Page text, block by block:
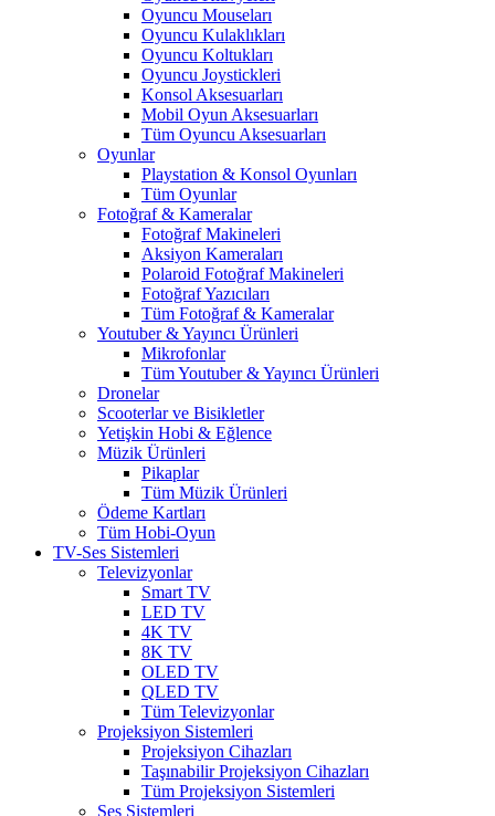
Oyuncu Mouseları
Oyuncu Kulaklıkları
Oyuncu Koltukları
Oyuncu Joystickleri
Konsol Aksesuarları
Mobil Oyun Aksesuarları
Tüm Oyuncu Aksesuarları
Oyunlar
Playstation & Konsol Oyunları
Tüm Oyunlar
Fotoğraf & Kameralar
Fotoğraf Makineleri
Aksiyon Kameraları
Polaroid Fotoğraf Makineleri
Fotoğraf Yazıcıları
Tüm Fotoğraf & Kameralar
Youtuber & Yayıncı Ürünleri
Mikrofonlar
Tüm Youtuber & Yayıncı Ürünleri
Dronelar
Scooterlar ve Bisikletler
Yetişkin Hobi & Eğlence
Müzik Ürünleri
Pikaplar
Tüm Müzik Ürünleri
Ödeme Kartları
Tüm Hobi-Oyun
TV-Ses Sistemleri
Televizyonlar
Smart TV
LED TV
4K TV
8K TV
OLED TV
QLED TV
Tüm Televizyonlar
Projeksiyon Sistemleri
Projeksiyon Cihazları
Taşınabilir Projeksiyon Cihazları
Tüm Projeksiyon Sistemleri
Ses Sistemleri